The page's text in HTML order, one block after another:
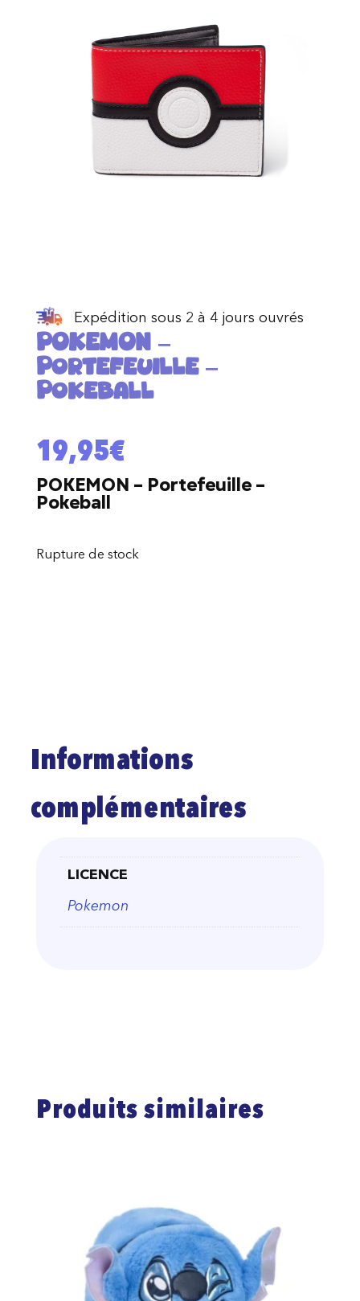
Expédition sous 2 à 4 jours ouvrés
POKEMON –
Portefeuille –
Pokeball
19,95€
POKEMON – Portefeuille –
Pokeball
Rupture de stock
Informations
complémentaires
LICENCE
Pokemon
Produits similaires